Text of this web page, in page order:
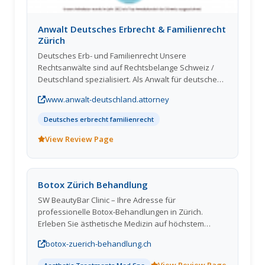
verwendet nur hochwertige Markenprodukte, um
die besten Ergebnisse für unsere Kunden zu
erzielen. Wir bieten schnelle Termine und flexible
Anwalt Deutsches Erbrecht & Familienrecht
Zürich
Deutsches Erb- und Familienrecht Unsere
Rechtsanwälte sind auf Rechtsbelange Schweiz /
Deutschland spezialisiert. Als Anwalt für deutsches
Zürich kann ich bei Scheidung oder Erbschaft
Schweiz/Deutschland erstklassige Expertise
deutsche Anwälte (mit jahrelanger Erfahrung als
deutschen Recht in Zürich insbesondere bei
Schweiz.
www.anwalt-deutschland.attorney
Deutsches erbrecht familienrecht
View Review Page
Botox Zürich Behandlung
SW BeautyBar Clinic – Ihre Adresse für
professionelle Botox-Behandlungen in Zürich.
Erleben Sie ästhetische Medizin auf höchstem
abgestimmt. Wenn du möchtest, kann ich auch
Varianten für Google-Snippets, Instagram-Bio oder
botox-zuerich-behandlung.ch